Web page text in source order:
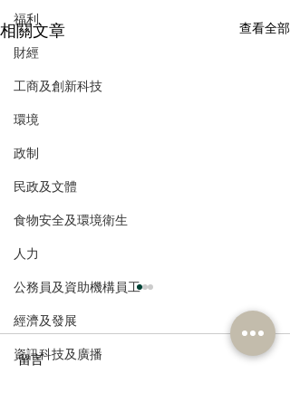
福利
財經
工商及創新科技
環境
政制
民政及文體
食物安全及環境衛生
人力
公務員及資助機構員工
經濟及發展
資訊科技及廣播
相關文章 查看全部
留言